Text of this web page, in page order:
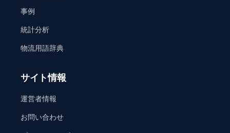
事例
統計分析
物流用語辞典
サイト情報
運営者情報
お問い合わせ